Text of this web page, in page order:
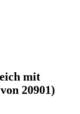
mit
20901)